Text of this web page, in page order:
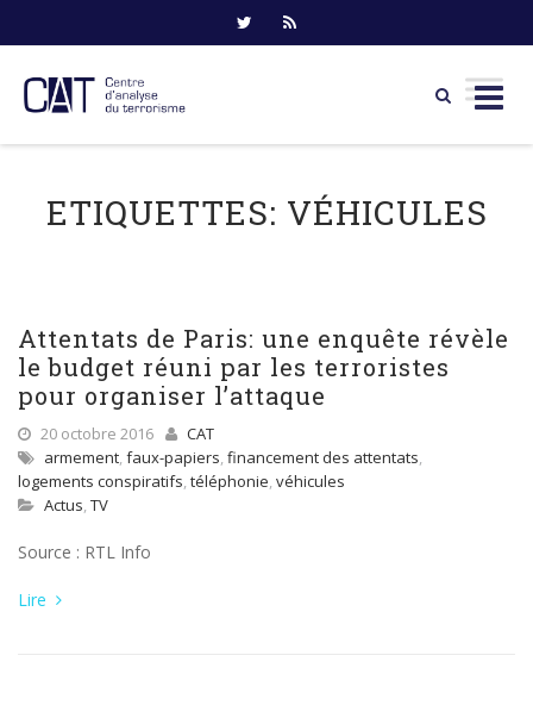
content
ETIQUETTES: VÉHICULES
Attentats de Paris: une enquête révèle
le budget réuni par les terroristes
pour organiser l’attaque
20 octobre 2016
CAT
armement, faux-papiers, financement des attentats,
logements conspiratifs, téléphonie, véhicules
Actus, TV
Source : RTL Info
Lire